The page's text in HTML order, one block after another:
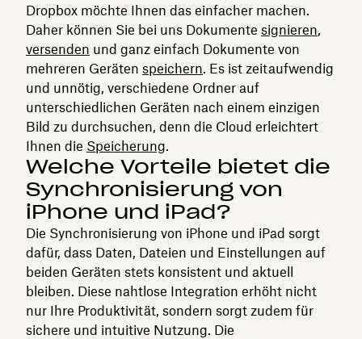
Dropbox möchte Ihnen das einfacher machen.
Daher können Sie bei uns Dokumente signieren,
versenden und ganz einfach Dokumente von
mehreren Geräten speichern. Es ist zeitaufwendig
und unnötig, verschiedene Ordner auf
unterschiedlichen Geräten nach einem einzigen
Bild zu durchsuchen, denn die Cloud erleichtert
Ihnen die Speicherung.
Welche Vorteile bietet die
Synchronisierung von
iPhone und iPad?
Die Synchronisierung von iPhone und iPad sorgt
dafür, dass Daten, Dateien und Einstellungen auf
beiden Geräten stets konsistent und aktuell
bleiben. Diese nahtlose Integration erhöht nicht
nur Ihre Produktivität, sondern sorgt zudem für
sichere und intuitive Nutzung. Die